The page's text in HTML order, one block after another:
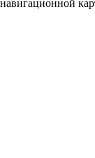
навигационной